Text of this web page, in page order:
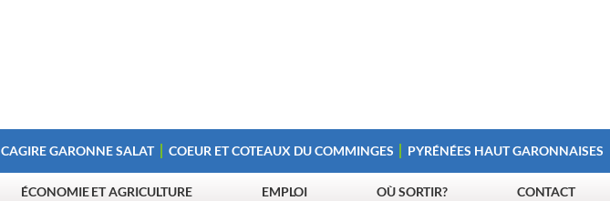
CAGIRE GARONNE SALAT COEUR ET COTEAUX DU COMMINGES PYRÉNÉES HAUT GARONNAISES
ÉCONOMIE ET AGRICULTURE EMPLOI OÙ SORTIR? CONTACT